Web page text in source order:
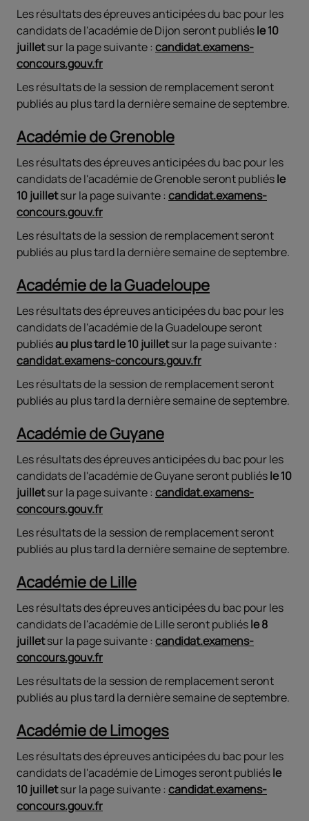
Les résultats des épreuves anticipées du bac pour les
candidats de l'académie de Dijon seront publiésle 10
juilletsur la page suivante : candidat.examens-
concours.gouv.fr
Les résultats de la session de remplacement seront
publiés au plus tard la dernière semaine de septembre.
Académie de Grenoble
Les résultats des épreuves anticipées du bac pour les
candidats de l'académie de Grenoble seront publiésle
10 juilletsur la page suivante : candidat.examens-
concours.gouv.fr
Les résultats de la session de remplacement seront
publiés au plus tard la dernière semaine de septembre.
Académie de la Guadeloupe
Les résultats des épreuves anticipées du bac pour les
candidats de l'académie de la Guadeloupe seront
publiésau plus tardle 10 juilletsur la page suivante :
candidat.examens-concours.gouv.fr
Les résultats de la session de remplacement seront
publiés au plus tard la dernière semaine de septembre.
Académie de Guyane
Les résultats des épreuves anticipées du bac pour les
candidats de l'académie de Guyane seront publiésle 10
juilletsur la page suivante : candidat.examens-
concours.gouv.fr
Les résultats de la session de remplacement seront
publiés au plus tard la dernière semaine de septembre.
Académie de Lille
Les résultats des épreuves anticipées du bac pour les
candidats de l'académie de Lille seront publiésle 8
juilletsur la page suivante : candidat.examens-
concours.gouv.fr
Les résultats de la session de remplacement seront
publiés au plus tard la dernière semaine de septembre.
Académie de Limoges
Les résultats des épreuves anticipées du bac pour les
candidats de l'académie de Limoges seront publiésle
10 juilletsur la page suivante : candidat.examens-
concours.gouv.fr